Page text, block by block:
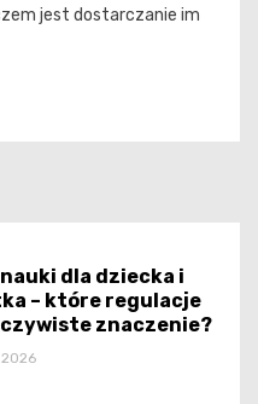
jest dostarczanie im
dla dziecka i
– które regulacje
znaczenie?